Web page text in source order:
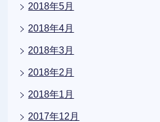
2018年5月
2018年4月
2018年3月
2018年2月
2018年1月
2017年12月